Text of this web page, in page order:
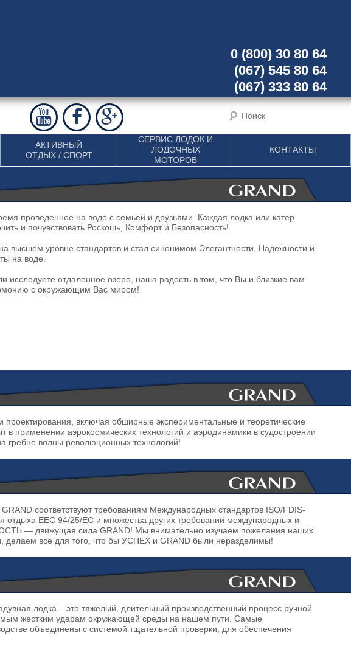
0 (800) 30 80 64
(067) 545 80 64
(067) 333 80 64
АКТИВНЫЙ
ОТДЫХ / СПОРТ
СЕРВИС ЛОДОК И
ЛОДОЧНЫХ
МОТОРОВ
КОНТАКТЫ
проведенное на воде с семьей и друзьями. Каждая лодка или катер
и почувствовать Роскошь, Комфорт и Безопасность!
высшем уровне стандартов и стал синонимом Элегантности, Надежности и
на воде.
исследуете отдаленное озеро, наша радость в том, что Вы и близкие вам
с окружающим Вас миром!
включая обширные экспериментальные и теоретические
применении аэрокосмических технологий и аэродинамики в судостроении
гребне волны революционных технологий!
соответствуют требованиям Международных стандартов ISO/FDIS-
EEC 94/25/EC и множества других требований международных и
— движущая сила GRAND! Мы внимательно изучаем пожелания наших
делаем все для того, что бы УСПЕХ и GRAND были неразделимы!
лодка – это тяжелый, длительный производственный процесс ручной
жестким ударам окружающей среды на нашем пути. Самые
объединены с системой тщательной проверки, для обеспечения